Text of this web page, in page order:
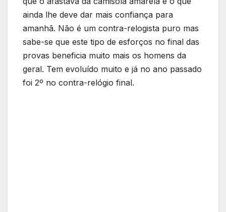
ainda lhe deve dar mais confiança para
amanhã. Não é um contra-relogista puro mas
sabe-se que este tipo de esforços no final das
provas beneficia muito mais os homens da
geral. Tem evoluído muito e já no ano passado
foi 2º no contra-relógio final.